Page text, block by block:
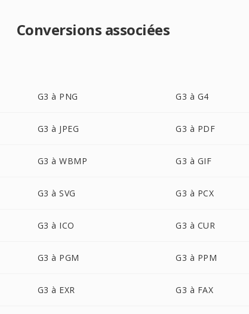
Conversions associées
G3 à PNG G3 à G4
G3 à JPEG G3 à PDF
G3 à WBMP G3 à GIF
G3 à SVG G3 à PCX
G3 à ICO G3 à CUR
G3 à PGM G3 à PPM
G3 à EXR G3 à FAX